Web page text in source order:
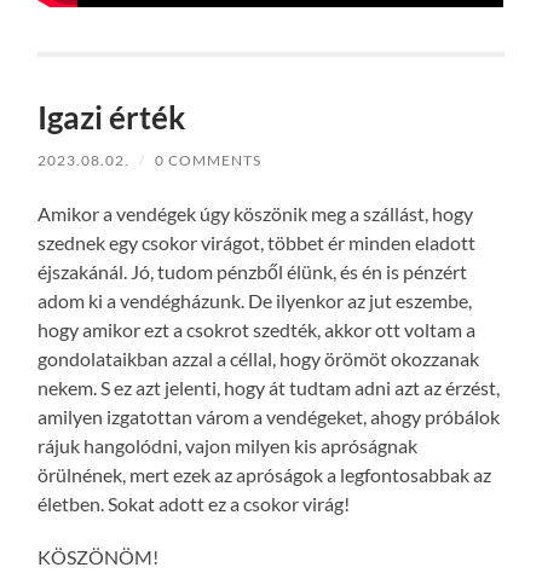
Igazi érték
2023.08.02. / 0 COMMENTS
Amikor a vendégek úgy köszönik meg a szállást, hogy
szednek egy csokor virágot, többet ér minden eladott
éjszakánál. Jó, tudom pénzből élünk, és én is pénzért
adom ki a vendégházunk. De ilyenkor az jut eszembe,
hogy amikor ezt a csokrot szedték, akkor ott voltam a
gondolataikban azzal a céllal, hogy örömöt okozzanak
nekem. S ez azt jelenti, hogy át tudtam adni azt az érzést,
amilyen izgatottan várom a vendégeket, ahogy próbálok
rájuk hangolódni, vajon milyen kis apróságnak
örülnének, mert ezek az apróságok a legfontosabbak az
életben. Sokat adott ez a csokor virág!
KÖSZÖNÖM!